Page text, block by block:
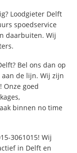
Loodgieter Delft
spoedservice
daarbuiten. Wij
Bel ons dan op
aan de lijn. Wij zijn
goed
binnen no time
3061015! Wij
in Delft en